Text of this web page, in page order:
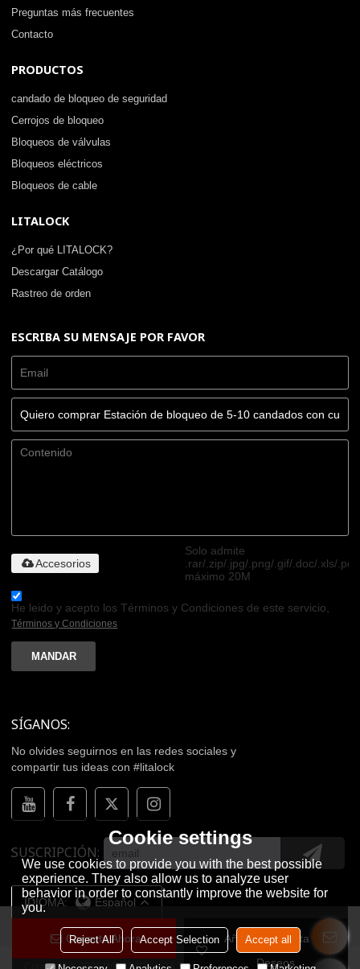
Conecta Ahora
Añadir A La Lista De
Deseos
Preguntas más frecuentes
Contacto
PRODUCTOS
candado de bloqueo de seguridad
Cerrojos de bloqueo
Bloqueos de válvulas
Bloqueos eléctricos
Bloqueos de cable
LITALOCK
¿Por qué LITALOCK?
Descargar Catálogo
Rastreo de orden
ESCRIBA SU MENSAJE POR FAVOR
Solo admite
.rar/.zip/.jpg/.png/.gif/.doc/.xls/.pdf,
máximo 20M
Accesorios
He leido y acepto los Términos y Condiciones de este servicio,
Términos y Condiciones
MANDAR
SÍGANOS:
No olvides seguirnos en las redes sociales y
compartir tus ideas con #litalock
SUSCRIPCIÓN
IDIOMA: Español
Cookie settings
We use cookies to provide you with the best possible
experience. They also allow us to analyze user
behavior in order to constantly improve the website for
you.
Reject All Accept Selection Accept all